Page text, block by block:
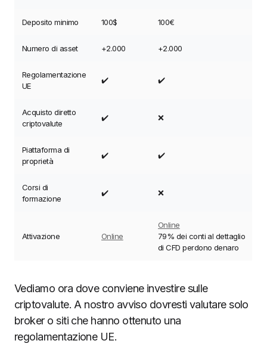
Deposito minimo 100$ 100€
Numero di asset +2.000 +2.000
Regolamentazione
UE
✔️ ✔️
Acquisto diretto
criptovalute
✔️ ❌
Piattaforma di
proprietà
✔️ ✔️
Corsi di
formazione
✔️ ❌
Attivazione Online
Online
79% dei conti al dettaglio
di CFD perdono denaro
Vediamo ora dove conviene investire sulle
criptovalute. A nostro avviso dovresti valutare solo
broker o siti che hanno ottenuto una
regolamentazione UE.